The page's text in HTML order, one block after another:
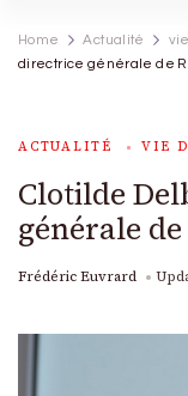
Home Actualité
directrice générale de
ACTUALITÉ VIE
Clotilde
générale
Frédéric Euvrard